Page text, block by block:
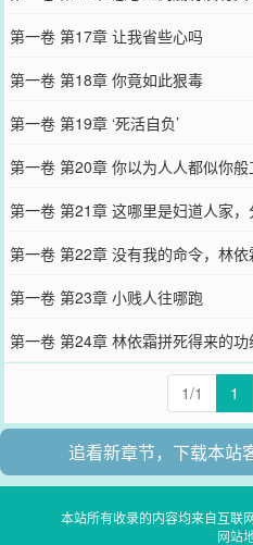
第一卷 第17章 让我省些心吗
第一卷 第18章 你竟如此狠毒
第一卷 第19章 ‘死活自负’
第一卷 第20章 你以为人人都似你
第一卷 第21章 这哪里是妇道人家
第一卷 第22章 没有我的命令，林
第一卷 第23章 小贱人往哪跑
第一卷 第24章 林依霜拼死得来的功
1/1 1
追看新章节，下载本站
本站所有收录的内容均来自互联
网站